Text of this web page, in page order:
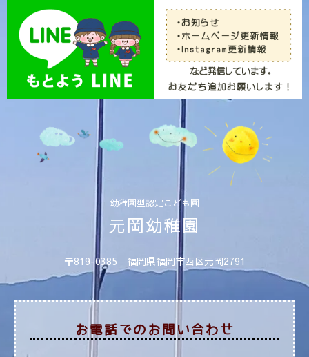
幼稚園型認定こども園
元岡幼稚園
〒819-0385 福岡県福岡市西区元岡2791
お電話でのお問い合わせ